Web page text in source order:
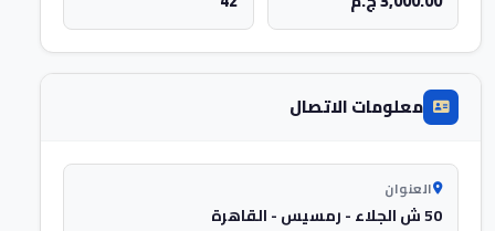
معلومات الاتصال
العنوان
50 ش الجلاء - رمسيس - القاهرة